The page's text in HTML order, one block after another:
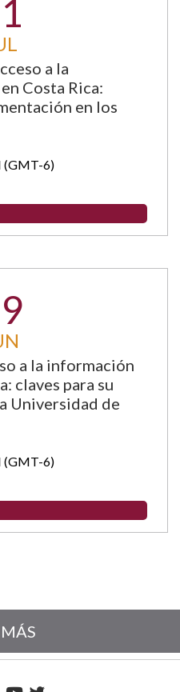
a la
Costa Rica:
en los
(GMT-6)
a la información
claves para su
Universidad de
(GMT-6)